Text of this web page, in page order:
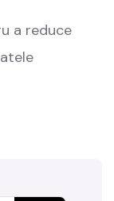
a reduce